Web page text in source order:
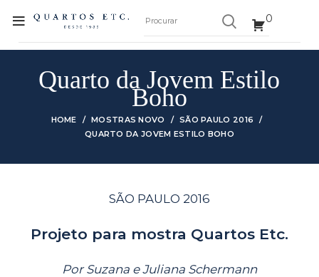
0
Quarto da Jovem Estilo
Boho
HOME MOSTRAS NOVO
SÃO PAULO 2016
QUARTO DA JOVEM ESTILO BOHO
SÃO PAULO 2016
Projeto para mostra Quartos Etc.
Por Suzana e Juliana Schermann